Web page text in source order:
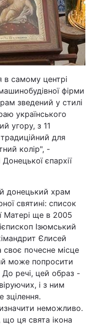
в самому центрі
фірми
зведений у стилі
українського
угору, з 11
для
колір", -
єпархії
донецький храм
святині: список
Матері ще в 2005
Ізюмський
Єлисей
своє почесне місце
може попросити
До речі, цей образ -
і з ним
неможливо.
ця свята ікона